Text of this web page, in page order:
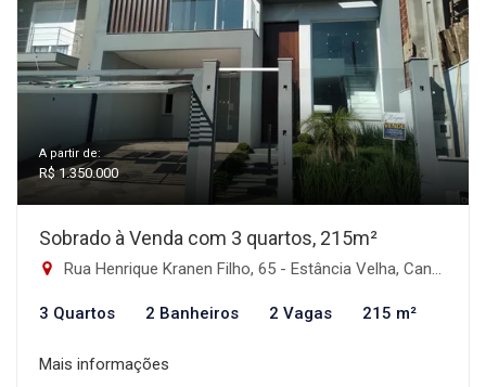
A partir de:
R$ 1.350.000
Sobrado à Venda com 3 quartos, 215m²
Rua Henrique Kranen Filho, 65 - Estância Velha, Canoas-RS
3 Quartos 2 Banheiros 2 Vagas 215 m²
Mais informações